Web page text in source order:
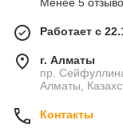
Менее 5
Работает с
г. Алматы
пр.
Алматы,
Контакты